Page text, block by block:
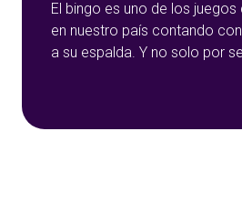
El bingo es uno de los
en nuestro país contando
a su espalda. Y no solo por
de juegos de tómbola,